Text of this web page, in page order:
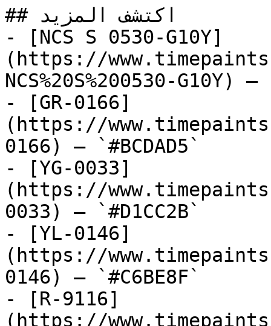
## اكتشف المزيد
- [NCS S 0530-G10Y]
(https://
NCS%20S%200530-G10Y)
- [GR-0166]
(https://
0166) — `#BCDAD5`
- [YG-0033]
(https://
0033) — `#D1CC2B`
- [YL-0146]
(https://
0146) — `#C6BE8F`
- [R-9116]
(https://